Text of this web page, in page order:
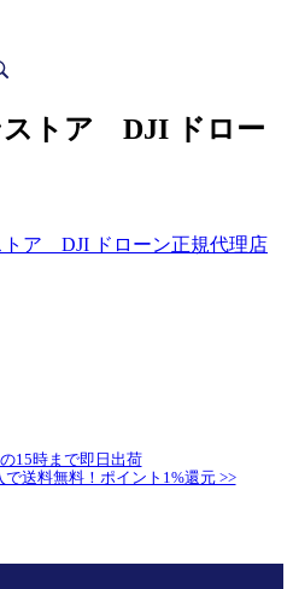
ストア DJI ドロー
15時まで即日出荷
送料無料！ポイント1%還元 >>